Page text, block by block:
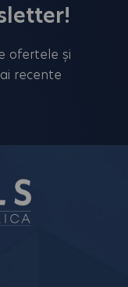
ofertele și
recente